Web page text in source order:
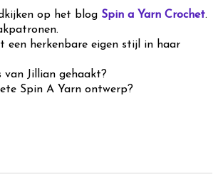
op het blog Spin a Yarn Crochet.
een herkenbare eigen stijl in haar
van Jillian gehaakt?
Spin A Yarn ontwerp?